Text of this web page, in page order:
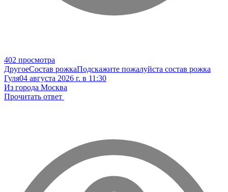
402 просмотра
ДругоеСостав рожкаПодскажите пожалуйста состав рожка
Гуля04 августа 2026 г. в 11:30
Из города Москва
Прочитать ответ